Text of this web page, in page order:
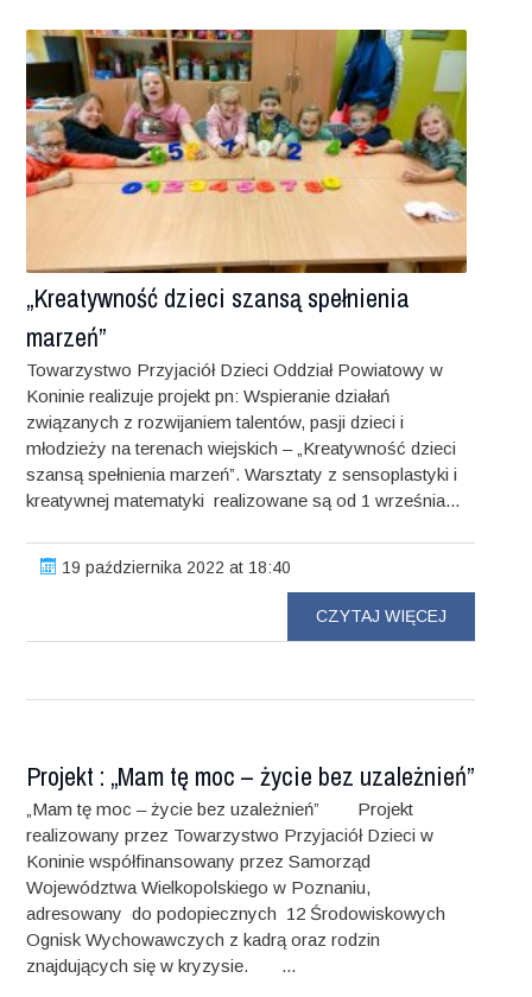
„Kreatywność dzieci szansą spełnienia
marzeń”
Towarzystwo Przyjaciół Dzieci Oddział Powiatowy w
Koninie realizuje projekt pn: Wspieranie działań
związanych z rozwijaniem talentów, pasji dzieci i
młodzieży na terenach wiejskich – „Kreatywność dzieci
szansą spełnienia marzeń”. Warsztaty z sensoplastyki i
kreatywnej matematyki realizowane są od 1 września...
19 października 2022 at 18:40
CZYTAJ WIĘCEJ
Projekt : „Mam tę moc – życie bez uzależnień”
„Mam tę moc – życie bez uzależnień” Projekt
realizowany przez Towarzystwo Przyjaciół Dzieci w
Koninie współfinansowany przez Samorząd
Województwa Wielkopolskiego w Poznaniu,
adresowany do podopiecznych 12 Środowiskowych
Ognisk Wychowawczych z kadrą oraz rodzin
znajdujących się w kryzysie. ...